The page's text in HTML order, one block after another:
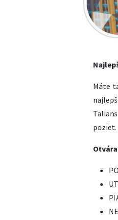
Máte
poziet.